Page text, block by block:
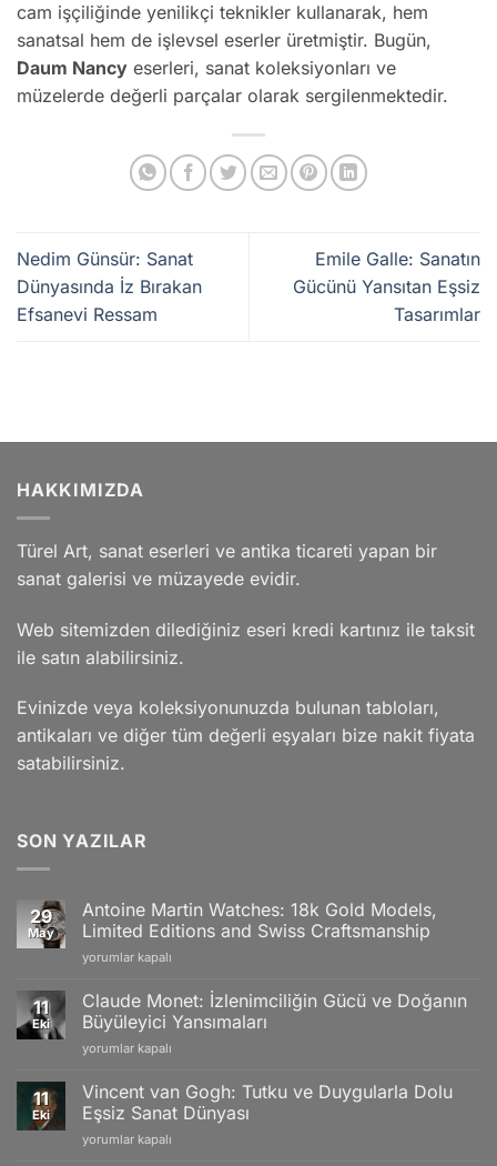
cam işçiliğinde yenilikçi teknikler kullanarak, hem
sanatsal hem de işlevsel eserler üretmiştir. Bugün,
Daum Nancy eserleri, sanat koleksiyonları ve
müzelerde değerli parçalar olarak sergilenmektedir.
Nedim Günsür: Sanat
Dünyasında İz Bırakan
Efsanevi Ressam
Emile Galle: Sanatın
Gücünü Yansıtan Eşsiz
Tasarımlar
HAKKIMIZDA
Türel Art, sanat eserleri ve antika ticareti yapan bir
sanat galerisi ve müzayede evidir.
Web sitemizden dilediğiniz eseri kredi kartınız ile taksit
ile satın alabilirsiniz.
Evinizde veya koleksiyonunuzda bulunan tabloları,
antikaları ve diğer tüm değerli eşyaları bize nakit fiyata
satabilirsiniz.
SON YAZILAR
29
May
Antoine Martin Watches: 18k Gold Models,
Limited Editions and Swiss Craftsmanship
Antoine
Watches:
18k
Gold
Models,
Editions
and
Swiss
Craftsmanship
yorumlar kapalı
11
Eki
Claude Monet: İzlenimciliğin Gücü ve Doğanın
Büyüleyici Yansımaları
Claude
İzlenimciliğin
Gücü
ve
Doğanın
yorumlar kapalı
11
Eki
Vincent van Gogh: Tutku ve Duygularla Dolu
Eşsiz Sanat Dünyası
Vincent
yorumlar kapalı